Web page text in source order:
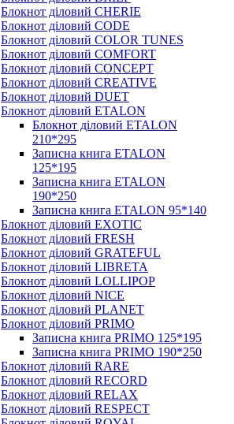
Блокнот діловий CHERIE
Блокнот діловий CODE
Блокнот діловий COLOR TUNES
Блокнот діловий COMFORT
Блокнот діловий CONCEPT
Блокнот діловий CREATIVE
Блокнот діловий DUET
Блокнот діловий ETALON
Блокнот діловий ETALON
210*295
Записна книга ETALON
125*195
Записна книга ETALON
190*250
Записна книга ETALON 95*140
Блокнот діловий EXOTIC
Блокнот діловий FRESH
Блокнот діловий GRATEFUL
Блокнот діловий LIBRETA
Блокнот діловий LOLLIPOP
Блокнот діловий NICE
Блокнот діловий PLANET
Блокнот діловий PRIMO
Записна книга PRIMO 125*195
Записна книга PRIMO 190*250
Блокнот діловий RARE
Блокнот діловий RECORD
Блокнот діловий RELAX
Блокнот діловий RESPECT